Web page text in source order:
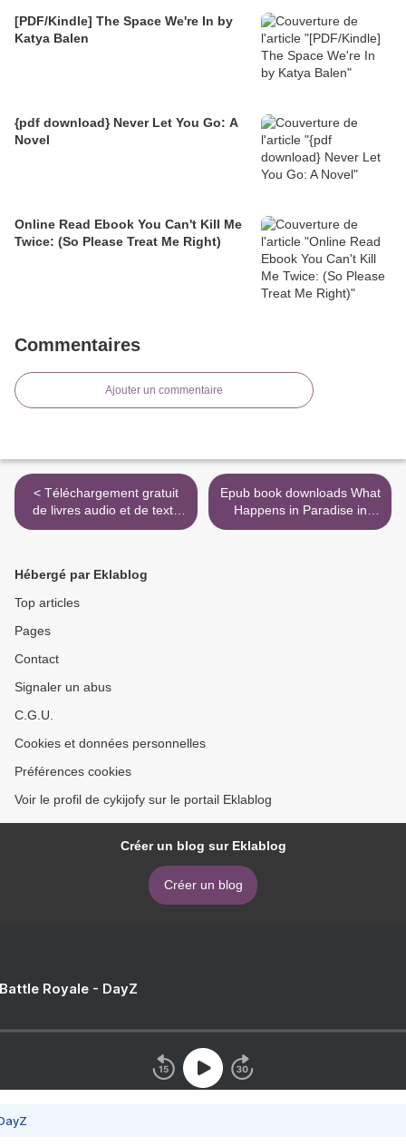
[PDF/Kindle] The Space We're In by
Katya Balen
{pdf download} Never Let You Go: A
Novel
Online Read Ebook You Can't Kill Me
Twice: (So Please Treat Me Right)
Commentaires
Ajouter un commentaire
< Téléchargement gratuit
de livres audio et de texte
Le petit pianorama -
3554270270092 par
Dominique Le Guern,
Epub book downloads What
Happens in Paradise in
English 9780316435574 >
Hébergé par Eklablog
Top articles
Pages
Contact
Signaler un abus
C.G.U.
Cookies et données personnelles
Préférences cookies
Voir le profil de cykijofy sur le portail Eklablog
Créer un blog sur Eklablog
Créer un blog
Royale - DayZ